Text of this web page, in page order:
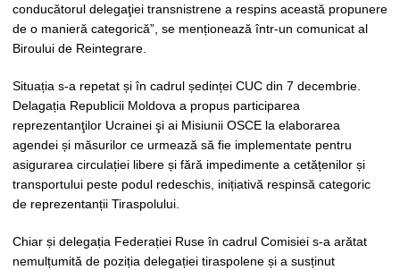
conducătorul delegaţiei transnistrene a respins această propunere
de o manieră categorică”, se menționează într-un comunicat al
Biroului de Reintegrare.
Situația s-a repetat și în cadrul ședinței CUC din 7 decembrie.
Delagația Republicii Moldova a propus participarea
reprezentanţilor Ucrainei şi ai Misiunii OSCE la elaborarea
agendei și măsurilor ce urmează să fie implementate pentru
asigurarea circulației libere și fără impedimente a cetățenilor și
transportului peste podul redeschis, inițiativă respinsă categoric
de reprezentanții Tiraspolului.
Chiar și delegația Federației Ruse în cadrul Comisiei s-a arătat
nemulțumită de poziția delegației tiraspolene și a susținut